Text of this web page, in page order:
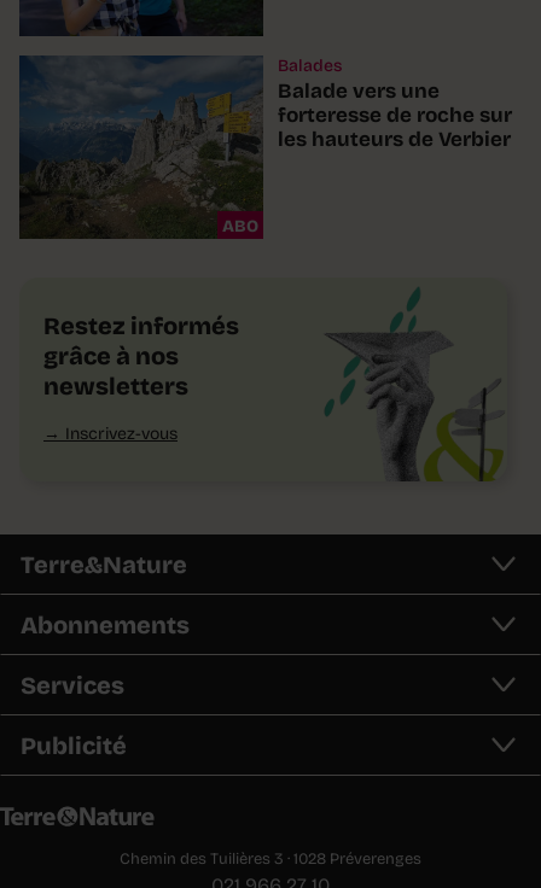
ABO
Balades
Balade vers une
forteresse de roche sur
les hauteurs de Verbier
Restez informés
grâce à nos
newsletters
Inscrivez-vous
Terre&Nature
Abonnements
Services
Publicité
Chemin des Tuilières 3 · 1028 Préverenges